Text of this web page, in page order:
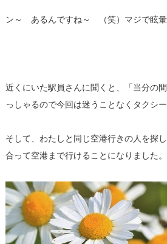
ン～ あるんですね～ （笑）マジで眩暈
近くにいた駅員さんに聞くと、「当分の
っしゃるので今回は迷うことなくタクシ
そして、わたしと同じ空港行きの人を探
合って空港まで行けることになりました。